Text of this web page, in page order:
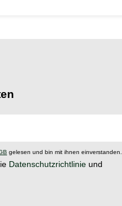
gelesen und bin mit ihnen einverstanden.
Datenschutzrichtlinie und